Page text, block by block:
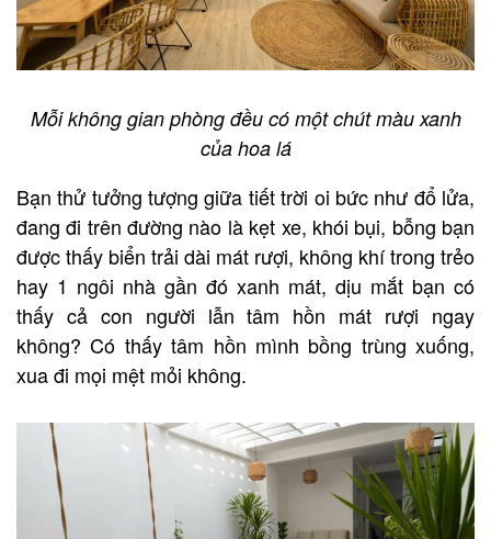
Mỗi không gian phòng đều có một chút màu xanh
của hoa lá
Bạn thử tưởng tượng giữa tiết trời oi bức như đổ lửa,
đang đi trên đường nào là kẹt xe, khói bụi, bỗng bạn
được thấy biển trải dài mát rượi, không khí trong trẻo
hay 1 ngôi nhà gần đó xanh mát, dịu mắt bạn có
thấy cả con người lẫn tâm hồn mát rượi ngay
không? Có thấy tâm hồn mình bồng trùng xuống,
xua đi mọi mệt mỏi không.